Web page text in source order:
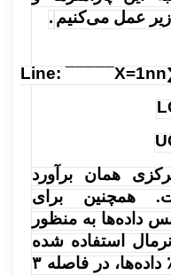
عمل می‌کنیم .
Line:
همان برآورد
همچنین برای
داده‌ها به منظور
نرمال استفاده شده
است. از آنجایی که بیش از ۹۹٪ داده‌ها، در فاصله ۳